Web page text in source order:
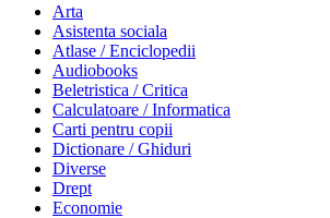
Arta
Asistenta sociala
Atlase / Enciclopedii
Audiobooks
Beletristica / Critica
Calculatoare / Informatica
Carti pentru copii
Dictionare / Ghiduri
Diverse
Drept
Economie